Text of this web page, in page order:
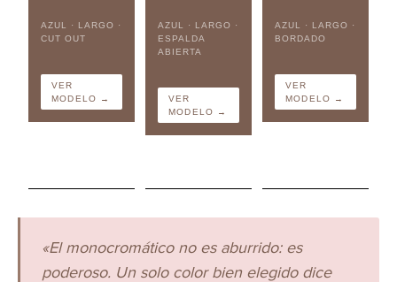
AZUL · LARGO ·
CUT OUT
VER
MODELO →
AZUL · LARGO ·
ESPALDA
ABIERTA
VER
MODELO →
AZUL · LARGO ·
BORDADO
VER
MODELO →
«El monocromático no es aburrido: es
poderoso. Un solo color bien elegido dice